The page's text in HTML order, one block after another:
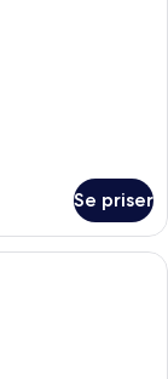
Se priser
på